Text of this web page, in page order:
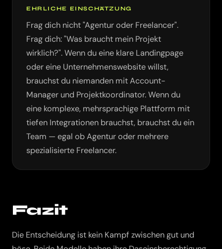
EHRLICHE EINSCHÄTZUNG
Frag dich nicht "Agentur oder Freelancer".
Frag dich: "Was braucht mein Projekt
wirklich?". Wenn du eine klare Landingpage
oder eine Unternehmenswebsite willst,
brauchst du niemanden mit Account-
Manager und Projektkoordinator. Wenn du
eine komplexe, mehrsprachige Plattform mit
tiefen Integrationen brauchst, brauchst du ein
Team — egal ob Agentur oder mehrere
spezialisierte Freelancer.
Fazit
Die Entscheidung ist kein Kampf zwischen gut und